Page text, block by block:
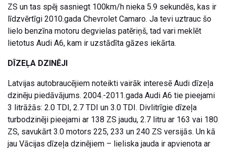
ZS un tas spēj sasniegt 100km/h nieka 5.9 sekundēs, kas ir
līdzvērtīgi 2010.gada Chevrolet Camaro. Ja tevi uztrauc šo
lielo benzīna motoru degvielas patēriņš, tad vari meklēt
lietotus Audi A6, kam ir uzstādīta gāzes iekārta.
DĪZEĻA DZINĒJI
Latvijas autobraucējiem noteikti vairāk interesē Audi dīzeļa
dzinēju piedāvājums. 2004.-2011.gada Audi A6 tie pieejami
3 litrāžās: 2.0 TDI, 2.7 TDI un 3.0 TDI. Divlitrīgie dīzeļa
turbodzinēji pieejami ar 138 ZS jaudu, 2.7 litru ar 163 vai 180
ZS, savukārt 3.0 motors 225, 233 un 240 ZS versijās. Un kā
jau Vācijas dīzeļa dzinējiem – lieliska jauda ir apvienota ar